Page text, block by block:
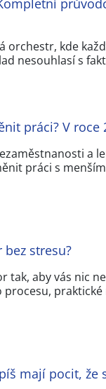
orchestr, kde
nesouhlasí s
práci? V
a
práci s
stresu?
tak, aby vás nic
mají pocit, že